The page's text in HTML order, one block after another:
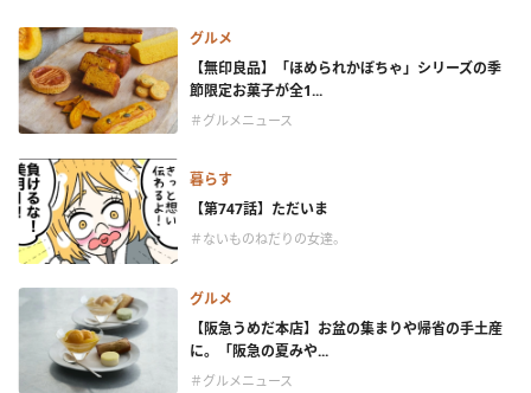
グルメ
【無印良品】「ほめられかぼちゃ」シリーズの季
節限定お菓子が全1...
＃グルメニュース
暮らす
【第747話】ただいま
＃ないものねだりの女達。
グルメ
【阪急うめだ本店】お盆の集まりや帰省の手土産
に。「阪急の夏みや...
＃グルメニュース